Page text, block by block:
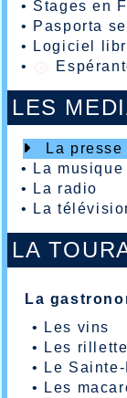
• Stages en
• Pasporta
•
Logiciel
•
LES
La presse
•
La musique
•
La radio
•
La
LA
La
•
Les vins
•
Les
•
Le
•
Les